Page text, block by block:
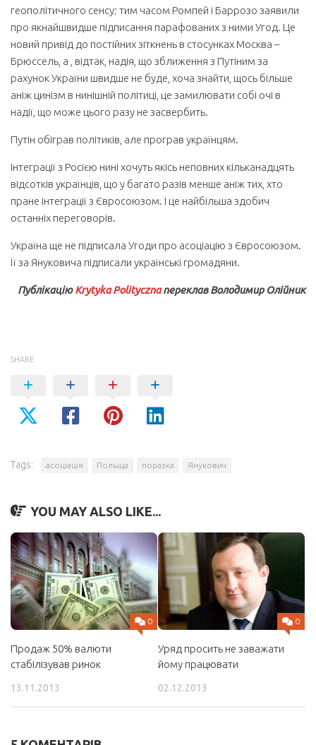
геополітичного сенсу; тим часом Ромпей і Баррозо заявили
про якнайшвидше підписання парафованих з ними Угод. Це
новий привід до постійних зіткнень в стосунках Москва –
Брюссель, а , відтак, надія, що зближення з Путіним за
рахунок України швидше не буде, хоча знайти, щось більше
аніж цинізм в нинішній політиці, це замилювати собі очі в
надії, що може цього разу не засвербить.
Путін обіграв політиків, але програв українцям.
Інтеграції з Росією нині хочуть якісь неповних кільканадцять
відсотків українців, що у багато разів менше аніж тих, хто
пране інтеграції з Євросоюзом. І це найбільша здобич
останніх переговорів.
Україна ще не підписала Угоди про асоціацію з Євросоюзом.
Її за Януковича підписали українські громадяни.
ПублікаціюKrytyka Politycznaпереклав Володимир Олійник
SHARE
Tags: асоціація Польща поразка Янукович
YOU MAY ALSO LIKE...
0
Продаж 50% валюти
стабілізував ринок
13.11.2013
0
Уряд просить не заважати
йому працювати
02.12.2013